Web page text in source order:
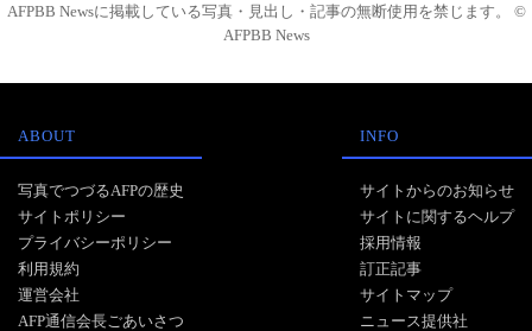
AFPBB Newsに掲載している写真・見出し・記事の無断使用を禁じます。 ©
AFPBB News
ABOUT
写真でつづるAFPの歴史
サイトポリシー
プライバシーポリシー
利用規約
運営会社
AFP通信会長ごあいさつ
INFO
サイトからのお知らせ
サイトに関するヘルプ
採用情報
訂正記事
サイトマップ
ニュース提供社